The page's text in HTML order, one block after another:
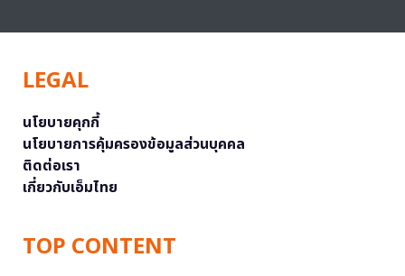
LEGAL
นโยบายคุกกี้
นโยบายการคุ้มครองข้อมูลส่วนบุคคล
ติดต่อเรา
เกี่ยวกับเอ็มไทย
TOP CONTENT